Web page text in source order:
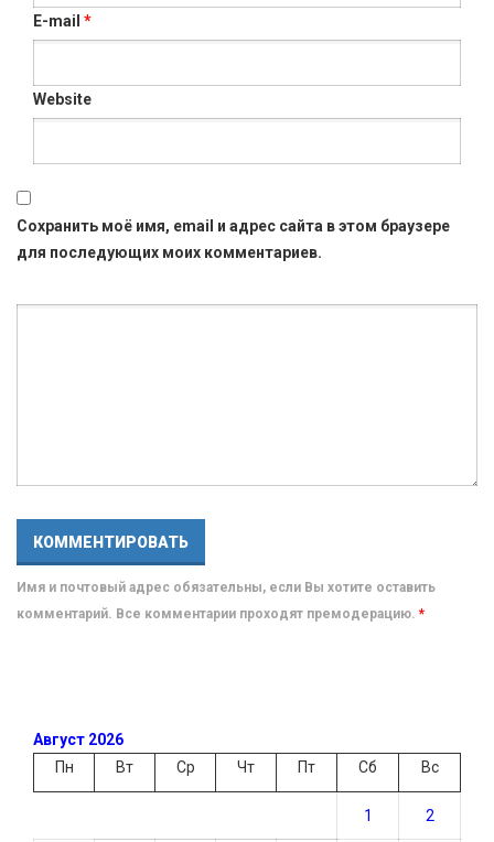
E-mail *
Website
Сохранить моё имя, email и адрес сайта в этом браузере
для последующих моих комментариев.
Имя и почтовый адрес обязательны, если Вы хотите оставить
комментарий. Все комментарии проходят премодерацию. *
Август 2026
Пн
Вт Ср Чт Пт Сб Вс
1 2